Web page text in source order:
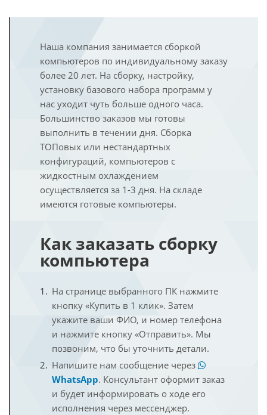
Наша компания занимается сборкой
компьютеров по индивидуальному заказу
более 20 лет. На сборку, настройку,
установку базового набора программ у
нас уходит чуть больше одного часа.
Большинство заказов мы готовы
выполнить в течении дня. Сборка
ТОПовых или нестандартных
конфигураций, компьютеров с
жидкостным охлаждением
осуществляется за 1-3 дня. На складе
имеются готовые компьютеры.
Как заказать сборку
компьютера
На странице выбранного ПК нажмите
кнопку «Купить в 1 клик». Затем
укажите ваши ФИО, и номер телефона
и нажмите кнопку «Отправить». Мы
позвоним, что бы уточнить детали.
Напишите нам сообщение через
WhatsApp. Консультант оформит заказ
и будет информировать о ходе его
исполнения через мессенджер.